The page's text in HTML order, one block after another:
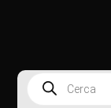
Products
search